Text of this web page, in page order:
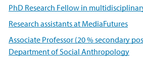
PhD Research Fellow in
Research assistants at MediaFutures
Associate Professor (20 % secondary
Department of Social Anthropology